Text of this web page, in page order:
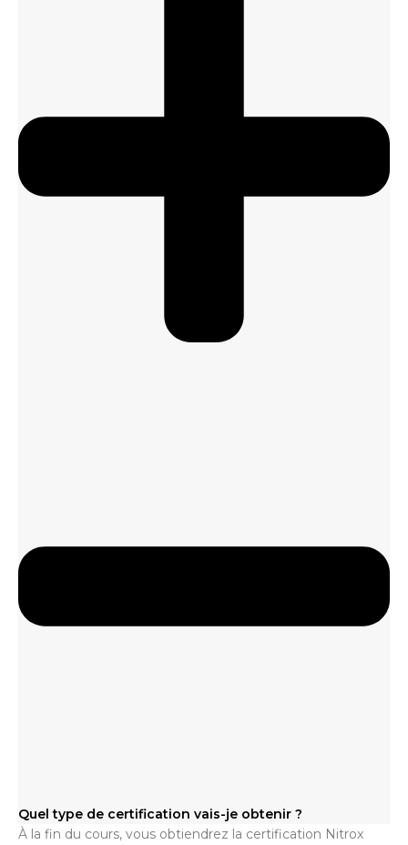
Quel type de certification vais-je obtenir ?
À la fin du cours, vous obtiendrez la certification Nitrox